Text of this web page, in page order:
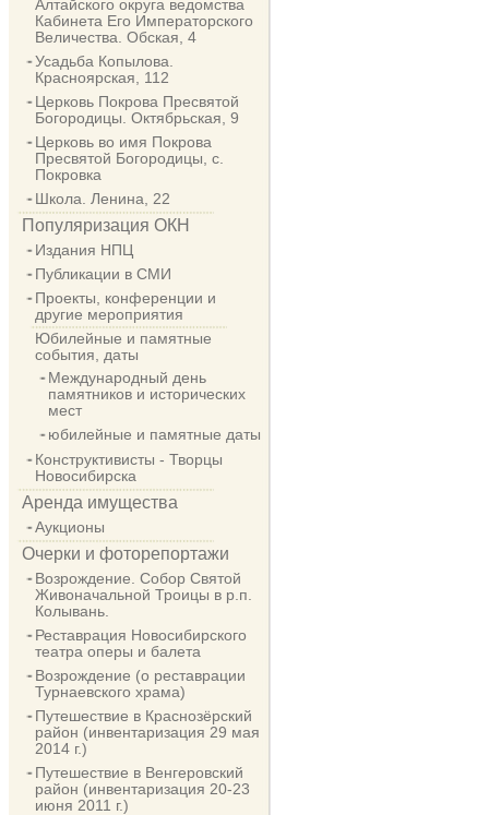
Алтайского округа ведомства
Кабинета Его Императорского
Величества. Обская, 4
Усадьба Копылова.
Красноярская, 112
Церковь Покрова Пресвятой
Богородицы. Октябрьская, 9
Церковь во имя Покрова
Пресвятой Богородицы, с.
Покровка
Школа. Ленина, 22
Популяризация ОКН
Издания НПЦ
Публикации в СМИ
Проекты, конференции и
другие мероприятия
Юбилейные и памятные
события, даты
Международный день
памятников и исторических
мест
юбилейные и памятные даты
Конструктивисты - Творцы
Новосибирска
Аренда имущества
Аукционы
Очерки и фоторепортажи
Возрождение. Собор Святой
Живоначальной Троицы в р.п.
Колывань.
Реставрация Новосибирского
театра оперы и балета
Возрождение (о реставрации
Турнаевского храма)
Путешествие в Краснозёрский
район (инвентаризация 29 мая
2014 г.)
Путешествие в Венгеровский
район (инвентаризация 20-23
июня 2011 г.)